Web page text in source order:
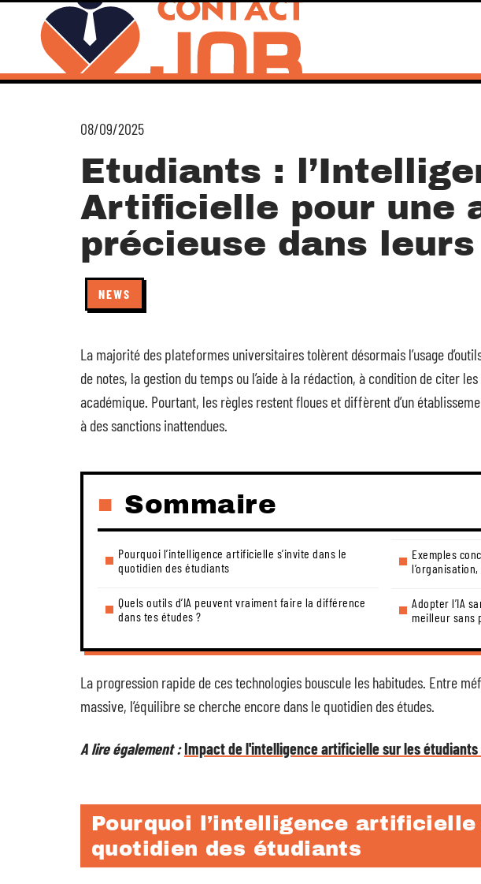
08/09/2025
Etudiants :
Artificielle pour une
précieuse dans
NEWS
La majorité des plateformes universitaires tolèrent désormais l’usage
de notes, la gestion du temps ou l’aide à la rédaction, à condition de citer
académique. Pourtant, les règles restent floues et diffèrent d’un
à des sanctions inattendues.
Sommaire
Pourquoi l’intelligence artificielle s’invite dans le
quotidien des étudiants
Quels outils d’IA peuvent vraiment faire la différence
dans tes études ?
Exemples
Adopter l’IA
meilleur sans
La progression rapide de ces technologies bouscule les habitudes. Entre
massive, l’équilibre se cherche encore dans le quotidien des études.
A lire également :Impact de l'intelligence artificielle sur les
Pourquoi l’intelligence artificielle
quotidien des étudiants